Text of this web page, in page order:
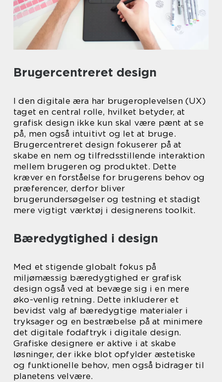
Brugercentreret design
I den digitale æra har brugeroplevelsen (UX)
taget en central rolle, hvilket betyder, at
grafisk design ikke kun skal være pænt at se
på, men også intuitivt og let at bruge.
Brugercentreret design fokuserer på at
skabe en nem og tilfredsstillende interaktion
mellem brugeren og produktet. Dette
kræver en forståelse for brugerens behov og
præferencer, derfor bliver
brugerundersøgelser og testning et stadigt
mere vigtigt værktøj i designerens toolkit.
Bæredygtighed i design
Med et stigende globalt fokus på
miljømæssig bæredygtighed er grafisk
design også ved at bevæge sig i en mere
øko-venlig retning. Dette inkluderer et
bevidst valg af bæredygtige materialer i
tryksager og en bestræbelse på at minimere
det digitale fodaftryk i digitale design.
Grafiske designere er aktive i at skabe
løsninger, der ikke blot opfylder æstetiske
og funktionelle behov, men også bidrager til
planetens velvære.